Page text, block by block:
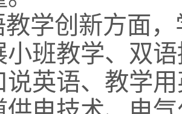
学创新方面
小班教学、双
说英语、教学